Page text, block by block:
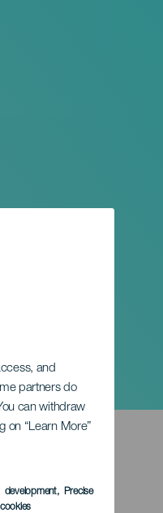
and
partners do
can withdraw
on “Learn More”
development, Precise